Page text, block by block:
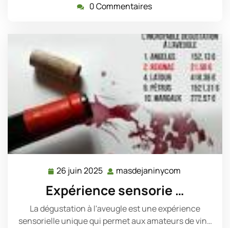
0 Commentaires
26 juin 2025 26
2025
masdejaninycom
Expérience sensorie …
La dégustation à l'aveugle est une expérience
sensorielle unique qui permet aux amateurs de vin…